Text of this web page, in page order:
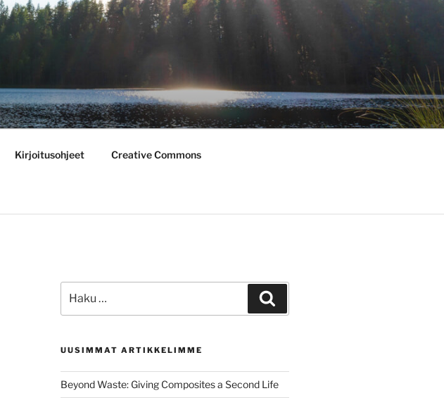
Kirjoitusohjeet Creative Commons
UUSIMMAT ARTIKKELIMME
Beyond Waste: Giving Composites a Second Life